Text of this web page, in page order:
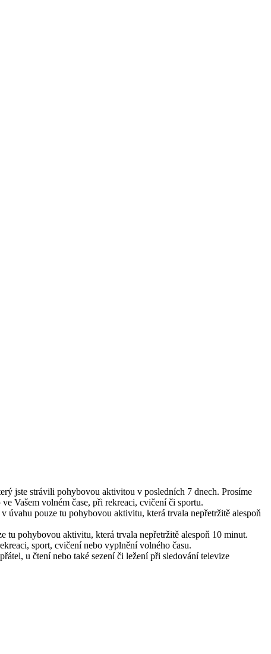
jste strávili pohybovou aktivitou v posledních 7 dnech. Prosíme
Vašem volném čase, při rekreaci, cvičení či sportu.
úvahu pouze tu pohybovou aktivitu, která trvala nepřetržitě alespoň
tu pohybovou aktivitu, která trvala nepřetržitě alespoň 10 minut.
sport, cvičení nebo vyplnění volného času.
u čtení nebo také sezení či ležení při sledování televize